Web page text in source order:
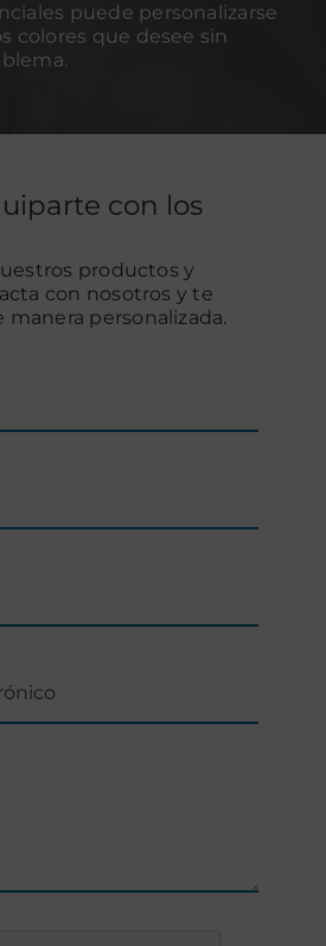
puede personalizarse
colores que desee sin
con los
productos y
con nosotros y te
manera personalizada.